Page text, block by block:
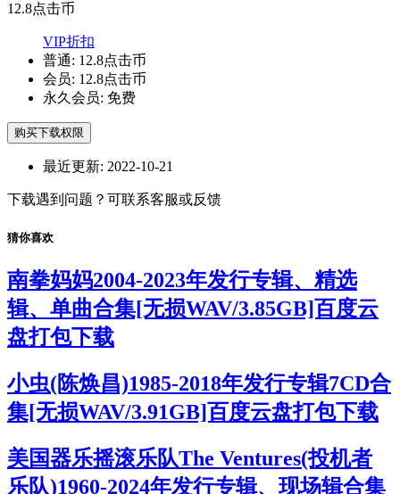
12.8点击币
VIP折扣
普通: 12.8点击币
会员: 12.8点击币
永久会员: 免费
购买下载权限
最近更新: 2022-10-21
下载遇到问题？可联系客服或反馈
猜你喜欢
南拳妈妈2004-2023年发行专辑、精选
辑、单曲合集[无损WAV/3.85GB]百度云
盘打包下载
小虫(陈焕昌)1985-2018年发行专辑7CD合
集[无损WAV/3.91GB]百度云盘打包下载
美国器乐摇滚乐队The Ventures(投机者
乐队)1960-2024年发行专辑、现场辑合集